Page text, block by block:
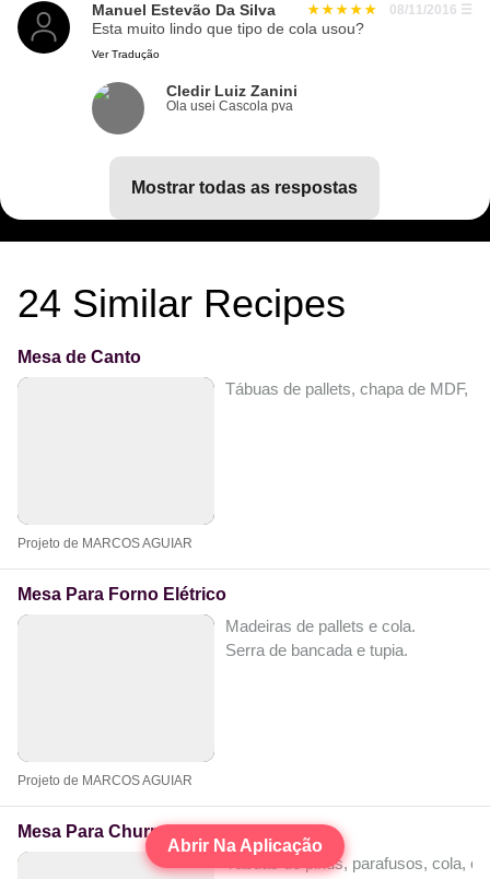
Manuel Estevão Da Silva 08/11/2016 ☰
Esta muito lindo que tipo de cola usou?
Ver Tradução
Cledir Luiz Zanini
Ola usei Cascola pva
mostrar todas as respostas
24 Similar Recipes
Mesa de Canto
Tábuas de pallets, chapa de MDF,
Projeto de MARCOS AGUIAR
Mesa Para Forno Elétrico
Madeiras de pallets e cola.
Serra de bancada e tupia.
Projeto de MARCOS AGUIAR
Mesa Para Churrasqueira.
Tábuas de pinus, parafusos, cola,
Abrir Na Aplicação